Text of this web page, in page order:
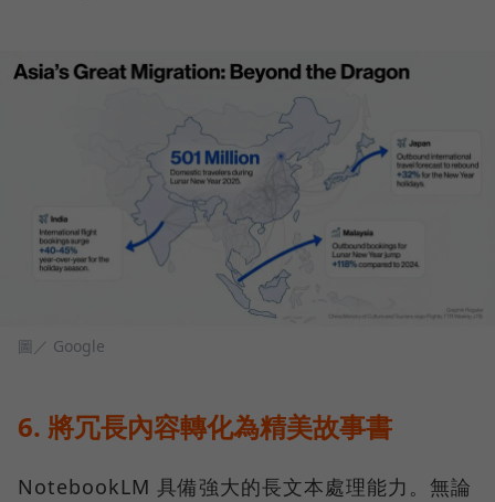
圖／ Google
6. 將冗長內容轉化為精美故事書
NotebookLM 具備強大的長文本處理能力。無論